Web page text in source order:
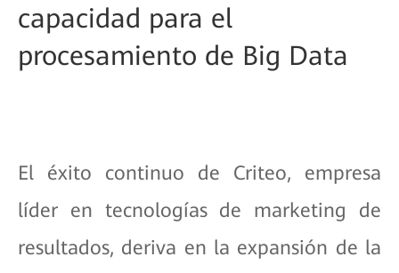
capacidad para el
procesamiento de Big Data
El éxito continuo de Criteo, empresa
líder en tecnologías de marketing de
resultados, deriva en la expansión de la